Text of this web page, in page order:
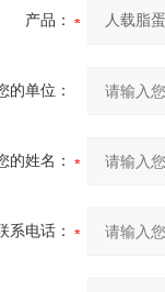
产品：
的单位：
的姓名：
系电话：